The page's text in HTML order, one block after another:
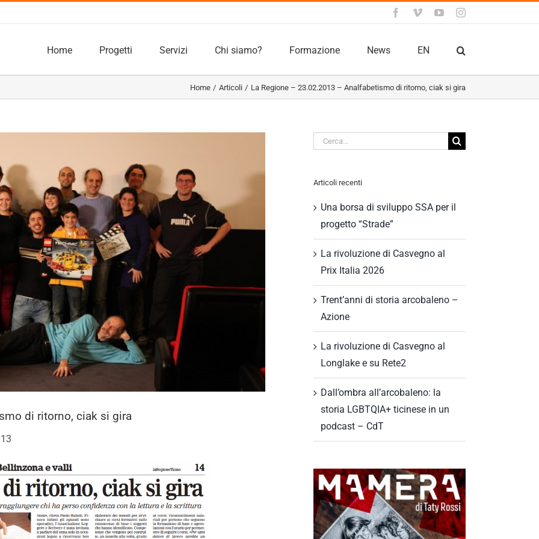
Facebook
VimeoYouTubeInstagram
Home Progetti Servizi Chi siamo? Formazione News EN
Home Articoli La Regione – 23.02.2013 – Analfabetismo di ritorno, ciak si gira
di ritorno, ciak si gira
Cerca
Articoli recenti
Una borsa di sviluppo SSA per il
progetto “Strade”
La rivoluzione di Casvegno al
Prix Italia 2026
Trent’anni di storia arcobaleno –
Azione
La rivoluzione di Casvegno al
Longlake e su Rete2
Dall’ombra all’arcobaleno: la
storia LGBTQIA+ ticinese in un
podcast – CdT